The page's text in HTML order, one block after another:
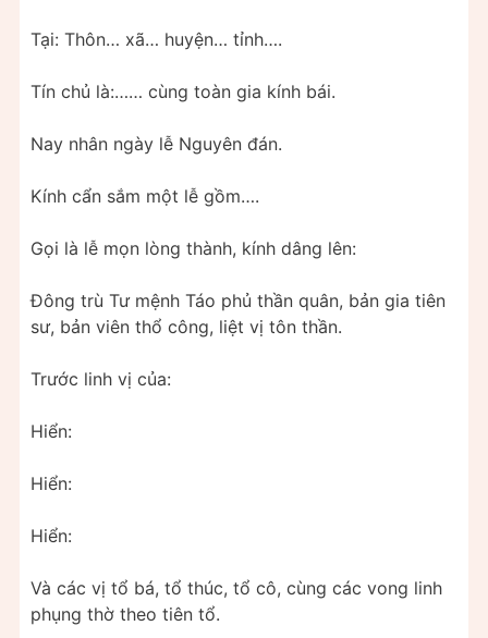
Tại: Thôn… xã… huyện… tỉnh….
Tín chủ là:…… cùng toàn gia kính bái.
Nay nhân ngày lễ Nguyên đán.
Kính cẩn sắm một lễ gồm….
Gọi là lễ mọn lòng thành, kính dâng lên:
Đông trù Tư mệnh Táo phủ thần quân, bản gia tiên
sư, bản viên thổ công, liệt vị tôn thần.
Trước linh vị của:
Hiển:
Hiển:
Hiển:
Và các vị tổ bá, tổ thúc, tổ cô, cùng các vong linh
phụng thờ theo tiên tổ.